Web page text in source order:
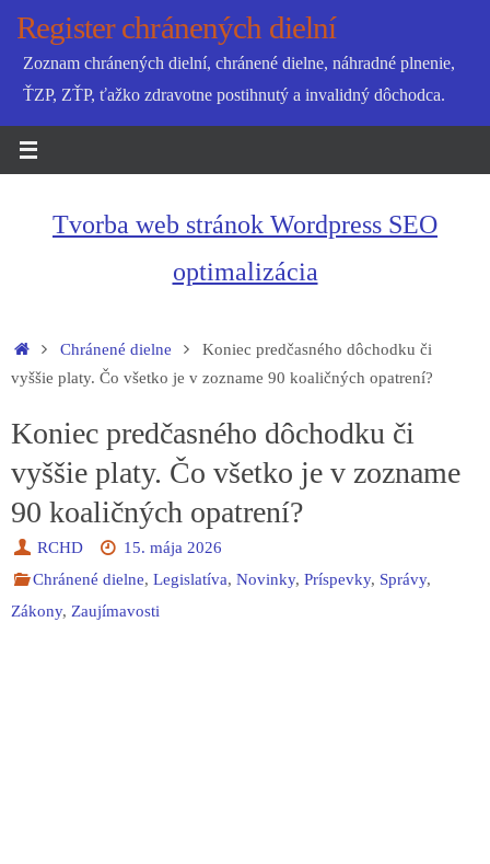
SkipRegister chránených dielní
Zoznam chránených dielní, chránené dielne, náhradné plnenie,
ŤZP, ZŤP, ťažko zdravotne postihnutý a invalidný dôchodca.
Tvorba web stránok Wordpress SEO
optimalizácia
HomeChránené dielne
Koniec predčasného dôchodku či
vyššie platy. Čo všetko je v zozname 90 koaličných opatrení?
Koniec predčasného dôchodku či
vyššie platy. Čo všetko je v zozname
90 koaličných opatrení?
RCHD
15. mája 2026
Chránené dielne,Legislatíva,Novinky,Príspevky, Správy,
Zákony, Zaujímavosti